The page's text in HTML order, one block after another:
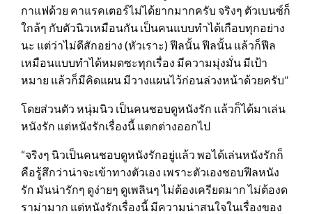
กาแฟด้วย คาแรคเตอร์ไม่ได้ยากมากครับ จริงๆ ตัวเบนซ์ก็
ใกล้ๆ กับตัวนิวเหมือนกัน เป็นคนแบบทําได้เกือบทุกอย่าง
นะ แต่ว่าไม่ดีสักอย่าง (หัวเราะ) ฟีลนั้น ฟีลนั้น แล้วก็ฟีล
เหมือนแบบทําได้หมดซะทุกเรื่อง มีความมุ่งมั่น มีเป้า
หมาย แล้วก็มีคิดแผน มีวางแผนไว้ก่อนล่วงหน้าด้วยครับ”
โดยส่วนตัว หนุ่มนิว เป็นคนชอบดูหนังรัก แล้วก็ได้มาเล่น
หนังรัก แต่หนังรักเรื่องนี้ แตกต่างออกไป
“จริงๆ นิวเป็นคนชอบดูหนังรักอยู่แล้ว พอได้เล่นหนังรักก็
คือรู้สึกว่าน่าจะเข้าทางตัวเอง เพราะตัวเองชอบฟีลหนัง
รัก มันน่ารักๆ ดูง่ายๆ ดูเพลินๆ ไม่ต้องเครียดมาก ไม่ต้องด
ราม่ามาก แต่หนังรักเรื่องนี้ มีความน่าสนใจในเรื่องของ